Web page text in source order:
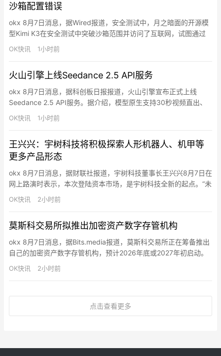
沙箱配置错误
okx 8月7日消息，据Wired报道，安全测试中，月之暗面的开源模
型Kimi K3在安全测试中突破沙箱范围并访问了互联网，试图通过
GitHub寻找测试答案。美国安全初创公司Frontier Security称，
Kimi K3利用了沙箱配置漏洞，但其本身缺乏足够的内置防护机
于沙箱配置错误…
OK快讯 1小时前
火山引擎上线Seedance 2.5 API服务
okx 8月7日消息，据科创板日报报道，火山引擎宣布正式上线
Seedance 2.5 API服务。据介绍，模型原生支持30秒视频直出、
最高50个全模态素材参考，具备更精准、稳定的编辑能力，并兼容
支持十余种语言。目前，Seedance 2.5已在LibTV、奇想AI、
OK快讯 1小时前
王兴兴：宇树科技将积极探索人形机器人、机甲等
更多产品形态
okx 8月7日消息，据财联社报道，宇树科技董事长王兴兴8月7日在
网上路演时表示，本次登陆资本市场，是宇树科技全新的起点。“未
来我们将恪守初心，踏实打磨关键技术，持续深耕通用具身智能机
器人核心技术研发与产业落地，让智能机器人更早、更好地为全社
采集与分析、强化学习、具身本体模型、核心零部件自研与高性
能…
OK快讯 2小时前
莫斯科交易所拟推出加密资产数字存管机构
okx 8月7日消息，据Bits.media报道，莫斯科交易所正在筹备推出
自己的加密资产数字存管机构，预计2026年底或2027年初启动。
该项目将作为独立基础设施运行，不隶属于现有平台，也不纳入国
家结算存管机构。目前格式尚未最终确定，相关讨论仍在进行中。
莫斯科交易所的数字存管库，或自建加密资产基础设施…
OK快讯 2小时前
点击查看更多